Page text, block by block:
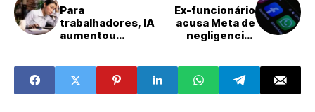
Para
trabalhadores, IA
aumentou
esgotamento
Ex-funcionário
acusa Meta de
negligenciar
privacidade